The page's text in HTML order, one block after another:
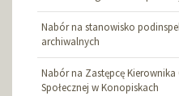
Nabór na stanowisko
archiwalnych
Nabór na Zastępcę
Społecznej w Konopiskach